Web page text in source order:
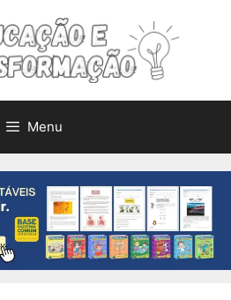
Menu